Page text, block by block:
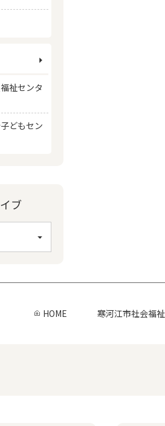
祉センタ
どもセン
ブ
HOME 寒河江市社会福